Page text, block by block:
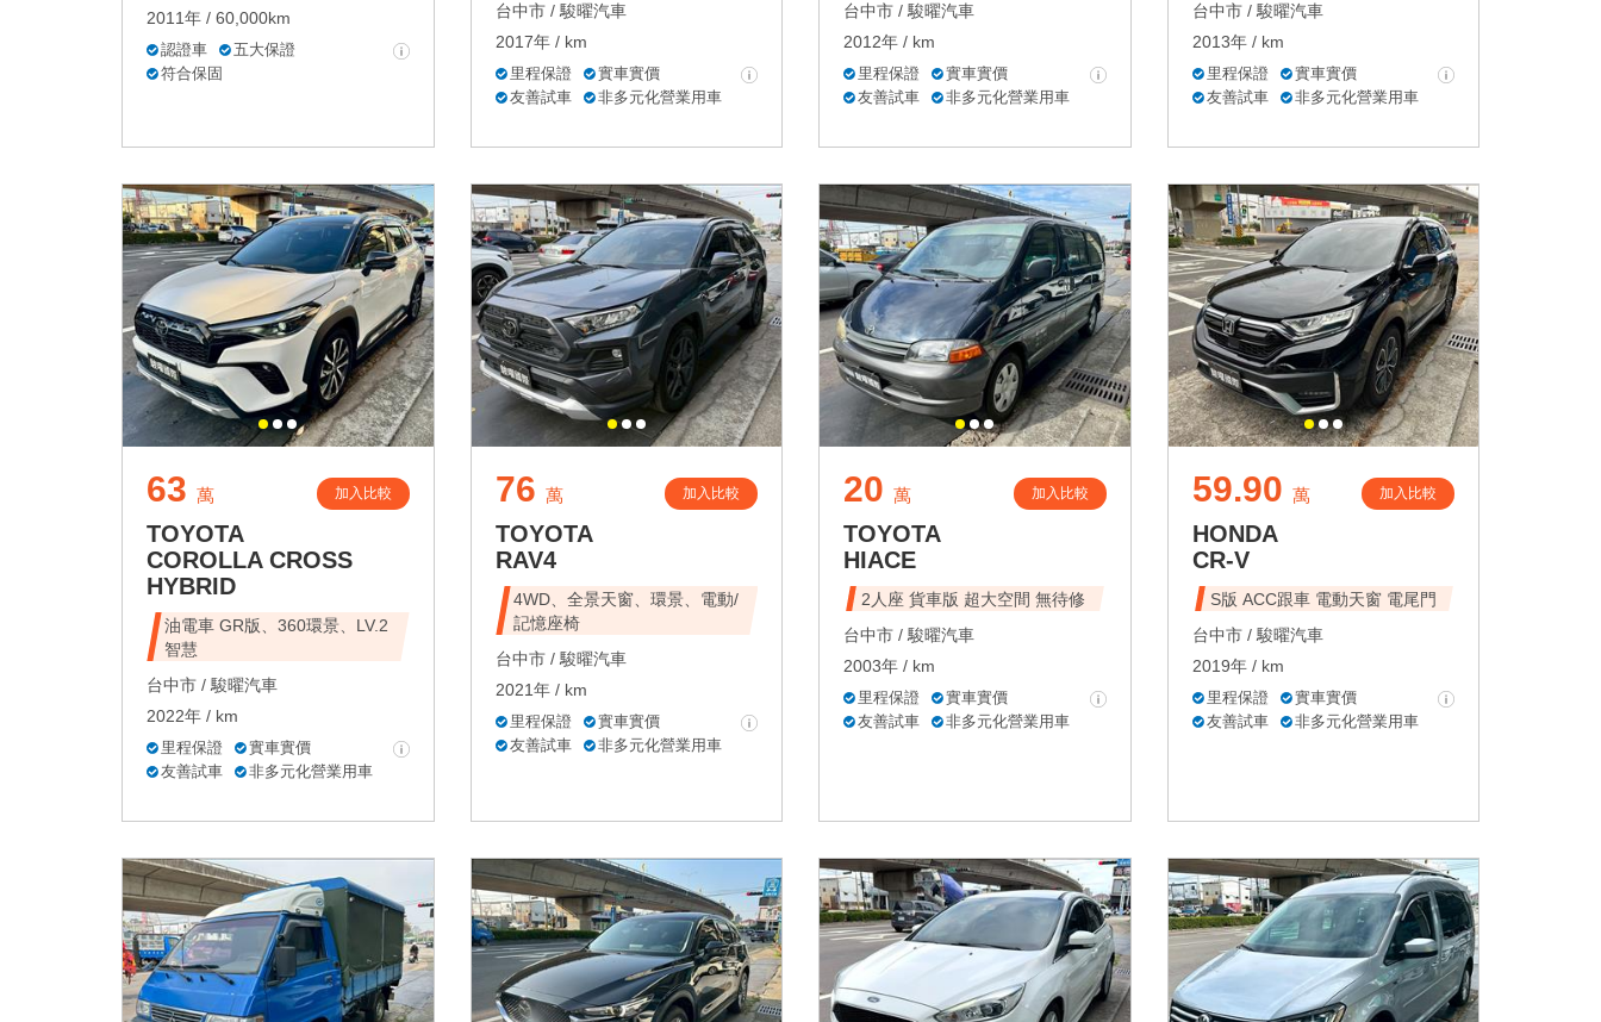
2011年 / 60,000km
認證車
五大保證
符合保固
台中市 / 駿曜汽車
2017年 / km
里程保證
實車實價
友善試車
非多元化營業用車
台中市 / 駿曜汽車
2012年 / km
里程保證
實車實價
友善試車
非多元化營業用車
台中市 / 駿曜汽車
2013年 / km
里程保證
實車實價
友善試車
非多元化營業用車
63 萬 加入比較
TOYOTA
COROLLA CROSS
HYBRID
油電車 GR版、360環景、LV.2
智慧
台中市 / 駿曜汽車
2022年 / km
里程保證
實車實價
友善試車
非多元化營業用車
76 萬 加入比較
TOYOTA
RAV4
4WD、全景天窗、環景、電動/
記憶座椅
台中市 / 駿曜汽車
2021年 / km
里程保證
實車實價
友善試車
非多元化營業用車
20 萬 加入比較
TOYOTA
HIACE
2人座 貨車版 超大空間 無待修
台中市 / 駿曜汽車
2003年 / km
里程保證
實車實價
友善試車
非多元化營業用車
59.90 萬 加入比較
HONDA
CR-V
S版 ACC跟車 電動天窗 電尾門
台中市 / 駿曜汽車
2019年 / km
里程保證
實車實價
友善試車
非多元化營業用車